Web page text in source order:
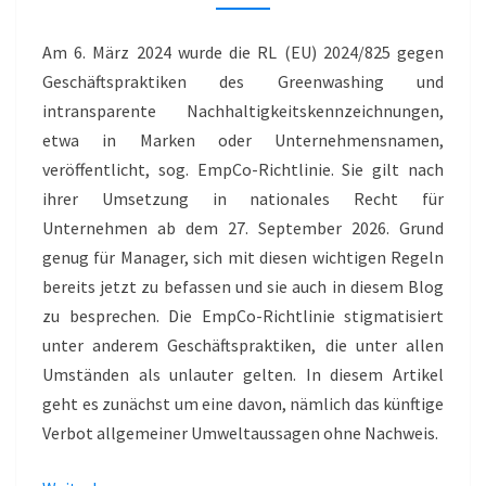
GREENWASHING
Am 6. März 2024 wurde die RL (EU) 2024/825 gegen
Geschäftspraktiken des Greenwashing und
intransparente Nachhaltigkeitskennzeichnungen,
etwa in Marken oder Unternehmensnamen,
veröffentlicht, sog. EmpCo-Richtlinie. Sie gilt nach
ihrer Umsetzung in nationales Recht für
Unternehmen ab dem 27. September 2026. Grund
genug für Manager, sich mit diesen wichtigen Regeln
bereits jetzt zu befassen und sie auch in diesem Blog
zu besprechen. Die EmpCo-Richtlinie stigmatisiert
unter anderem Geschäftspraktiken, die unter allen
Umständen als unlauter gelten. In diesem Artikel
geht es zunächst um eine davon, nämlich das künftige
Verbot allgemeiner Umweltaussagen ohne Nachweis.